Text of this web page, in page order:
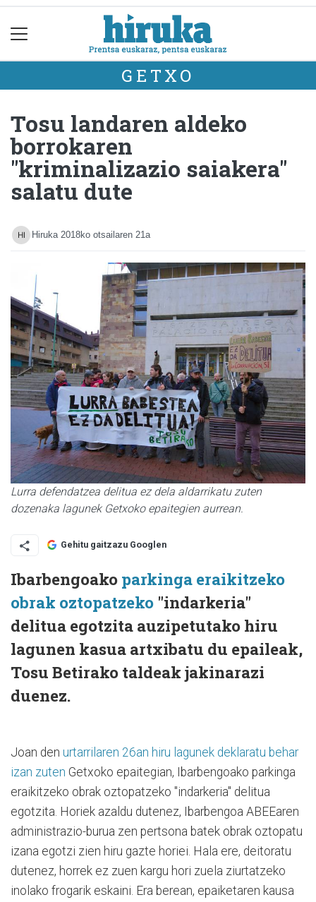
GETXO
Tosu landaren aldeko
borrokaren
"kriminalizazio saiakera"
salatu dute
Hiruka 2018ko otsailaren 21a
Lurra defendatzea delitua ez dela aldarrikatu zuten
dozenaka lagunek Getxoko epaitegien aurrean.
Gehitu gaitzazu Googlen
Ibarbengoako parkinga eraikitzeko
obrak oztopatzeko "indarkeria"
delitua egotzita auzipetutako hiru
lagunen kasua artxibatu du epaileak,
Tosu Betirako taldeak jakinarazi
duenez.
Joan den urtarrilaren 26an hiru lagunek deklaratu behar
izan zuten Getxoko epaitegian, Ibarbengoako parkinga
eraikitzeko obrak oztopatzeko "indarkeria" delitua
egotzita. Horiek azaldu dutenez, Ibarbengoa ABEEaren
administrazio-burua zen pertsona batek obrak oztopatu
izana egotzi zien hiru gazte horiei. Hala ere, deitoratu
dutenez, horrek ez zuen kargu hori zuela ziurtatzeko
inolako frogarik eskaini. Era berean, epaiketaren kausa